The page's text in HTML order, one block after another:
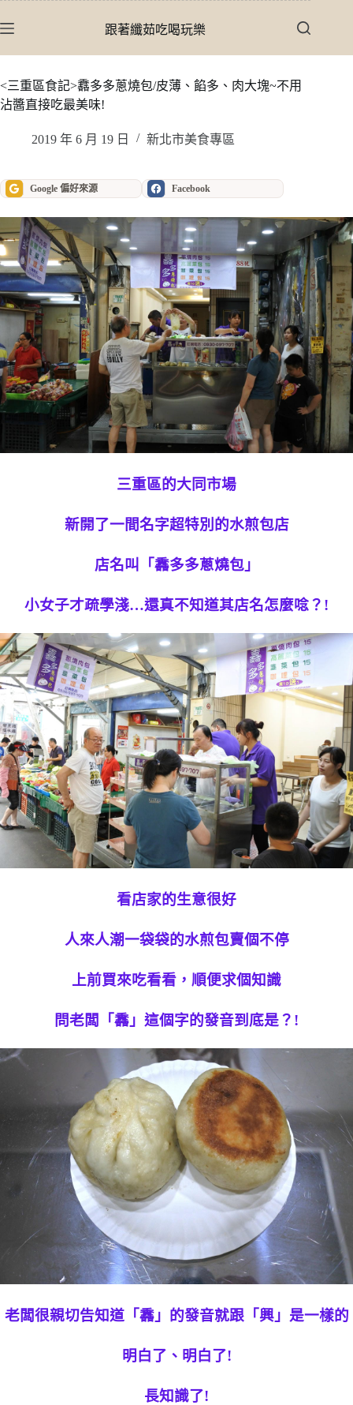
至
內
容
跟著纖茹吃喝玩樂
<三重區食記>馫多多蔥燒包/皮薄、餡多、肉大塊~不用
沾醬直接吃最美味!
2019 年 6 月 19 日 新北市美食專區
Google 偏好來源 Facebook
三重區的大同市場
新開了一間名字超特別的水煎包店
店名叫「馫多多蔥燒包」
小女子才疏學淺…還真不知道其店名怎麼唸？!
看店家的生意很好
人來人潮一袋袋的水煎包賣個不停
上前買來吃看看，順便求個知識
問老闆「馫」這個字的發音到底是？!
老闆很親切告知道「馫」的發音就跟「興」是一樣的
明白了、明白了!
長知識了!